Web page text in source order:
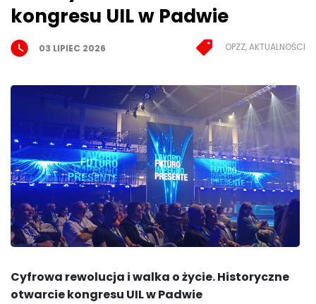
kongresu UIL w Padwie
03 LIPIEC 2026 OPZZ, AKTUALNOŚCI
Cyfrowa rewolucja i walka o życie. Historyczne
otwarcie kongresu UIL w Padwie